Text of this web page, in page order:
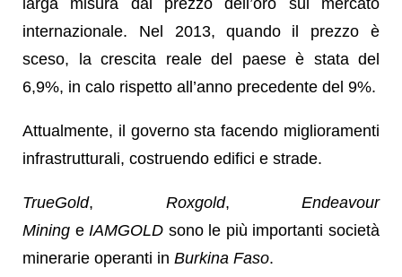
internazionale. Nel 2013, quando il prezzo è
sceso, la crescita reale del paese è stata del
6,9%, in calo rispetto all’anno precedente del 9%.
Attualmente, il governo sta facendo miglioramenti
infrastrutturali, costruendo edifici e strade.
TrueGold, Roxgold, Endeavour
Mining e IAMGOLD sono le più importanti società
minerarie operanti in Burkina Faso.